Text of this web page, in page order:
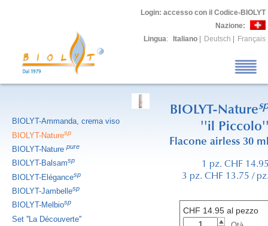
Login: accesso con il Codice-BIOLYT
Nazione:
Lingua: Italiano Deutsch Français
BIOLYT-Ammanda, crema viso
BIOLYT-Naturesp
BIOLYT-Naturepure
BIOLYT-Balsamsp
BIOLYT-Elégancesp
BIOLYT-Jambellesp
BIOLYT-Melbiosp
Set ''La Découverte''
BIOLYT-Nature
''il
Flacone airless 30
1 pz. CHF
3 pz. CHF 13.75 /
CHF 14.95 al pezzo